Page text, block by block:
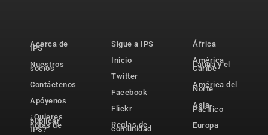
Acerca de
IPS
Nuestros
socios
Contáctenos
Apóyenos
¿Quieres
publicar
notas de
IPS?
Sigue a IPS
Inicio
Twitter
Facebook
Flickr
Reglas de
comunidad
África
América
Latina y el
Caribe
América del
Norte
Asia-
Pacífico
Europa